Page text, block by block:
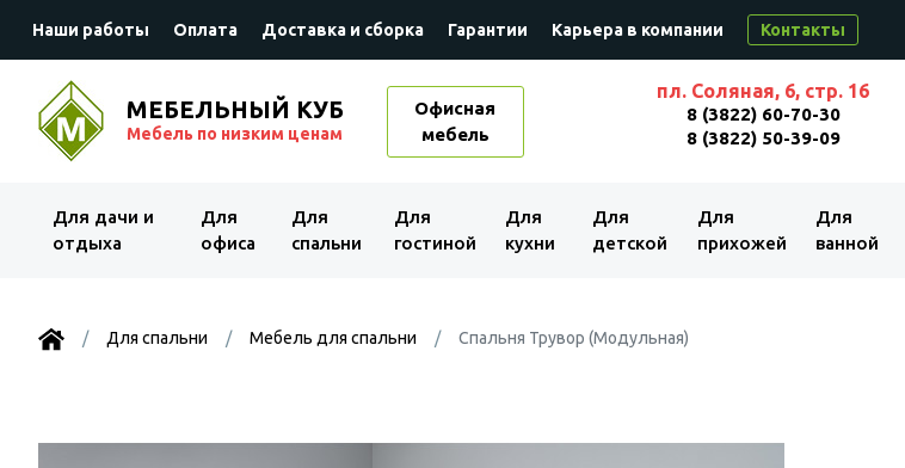
Наши работы Оплата Доставка и сборка Гарантии Карьера в компании Контакты
МЕБЕЛЬНЫЙ КУБ
Мебель по низким ценам
Офисная
мебель
пл. Соляная, 6, стр. 16
8 (3822) 60-70-30
8 (3822) 50-39-09
Для дачи и
отдыха
Для
офиса
Для
спальни
Для
гостиной
Для
кухни
Для
детской
Для
прихожей
Для
ванной
Для спальни Мебель для спальни Спальня Трувор (Модульная)